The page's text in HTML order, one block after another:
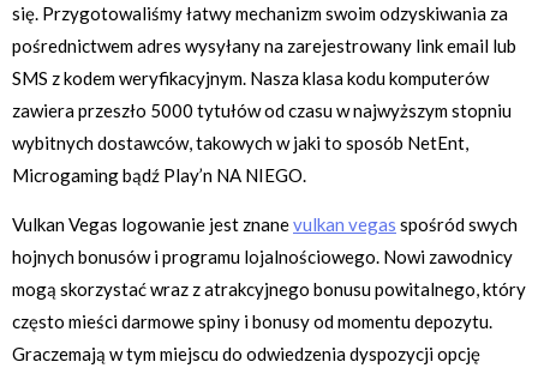
się. Przygotowaliśmy łatwy mechanizm swoim odzyskiwania za
pośrednictwem adres wysyłany na zarejestrowany link email lub
SMS z kodem weryfikacyjnym. Nasza klasa kodu komputerów
zawiera przeszło 5000 tytułów od czasu w najwyższym stopniu
wybitnych dostawców, takowych w jaki to sposób NetEnt,
Microgaming bądź Play’n NA NIEGO.
Vulkan Vegas logowanie jest znanevulkan vegas spośród swych
hojnych bonusów i programu lojalnościowego. Nowi zawodnicy
mogą skorzystać wraz z atrakcyjnego bonusu powitalnego, który
często mieści darmowe spiny i bonusy od momentu depozytu.
Graczemają w tym miejscu do odwiedzenia dyspozycji opcję